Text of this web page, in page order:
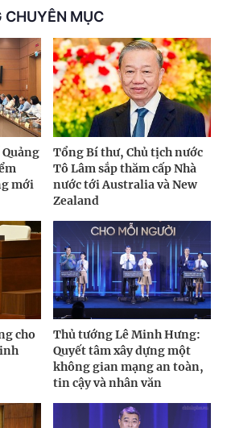
CHUYÊN MỤC
mới
Tổng Bí thư, Chủ tịch nước
Tô Lâm sắp thăm cấp Nhà
nước tới Australia và New
Zealand
cho
Thủ tướng Lê Minh Hưng:
Quyết tâm xây dựng một
không gian mạng an toàn,
tin cậy và nhân văn